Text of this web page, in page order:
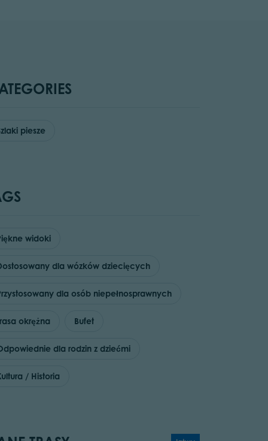
piesze
widoki
dla wózków dziecięcych
dla osób niepełnosprawnych
okrężna Bufet
dla rodzin z dziećmi
/ Historia